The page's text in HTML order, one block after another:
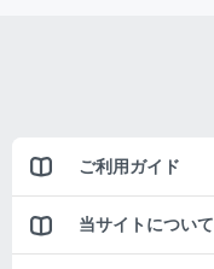
ご利用ガイド
当サイトについて